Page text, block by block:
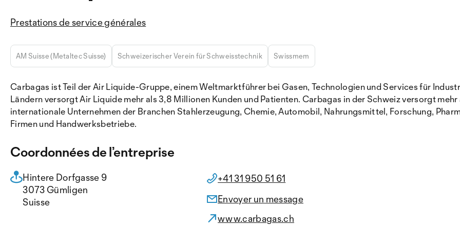
Prestations de service générales
AM Suisse (Metaltec Suisse) Schweizerischer Verein für Schweisstechnik Swissmem
Carbagas ist Teil der Air Liquide-Gruppe, einem Weltmarktführer bei Gasen, Technologien und Services für
Ländern versorgt Air Liquide mehr als 3,8 Millionen Kunden und Patienten. Carbagas in der Schweiz versorgt
internationale Unternehmen der Branchen Stahlerzeugung, Chemie, Automobil, Nahrungsmittel, Forschung,
Firmen und Handwerksbetriebe.
Coordonnées de l’entreprise
Hintere Dorfgasse 9
3073 Gümligen
Suisse
+41 31 950 51 61
Envoyer un message
www.carbagas.ch